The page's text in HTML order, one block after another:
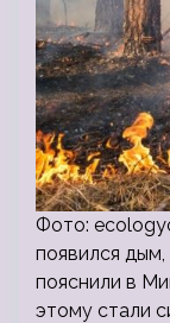
Фото:
появился дым,
пояснили в
этому стали